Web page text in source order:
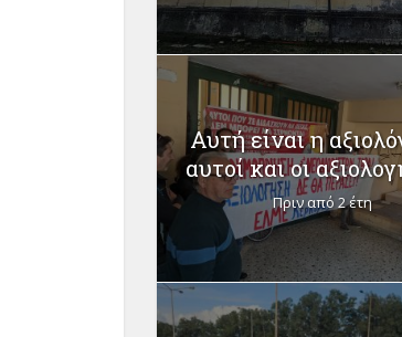
Αυτή είναι η
αυτοί και οι
Πριν από 2 έτη